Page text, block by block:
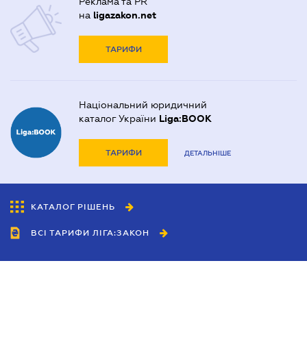
на ligazakon.net
ТАРИФИ
Національний юридичний
каталог України Liga:BOOK
ТАРИФИ ДЕТАЛЬНІШЕ
КАТАЛОГ РІШЕНЬ
ВСІ ТАРИФИ ЛІГА:ЗАКОН